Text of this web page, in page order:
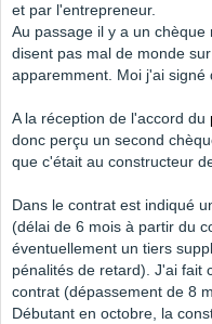
et par l'entrepreneur.
Au passage il y a un
disent pas mal de monde
apparemment. Moi j'ai
A la réception de l'accord du
donc perçu un second
que c'était au constructeur
Dans le contrat est indiqué
(délai de 6 mois à partir du
éventuellement un tiers
pénalités de retard). J'ai fait
contrat (dépassement de 8
Débutant en octobre, la